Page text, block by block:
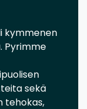
kymmenen
Pyrimme
sekä
tehokas,